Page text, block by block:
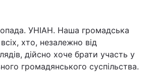
УНІАН. Наша громадська
хто, незалежно від
дійсно хоче брати участь у
громадянського суспільства.